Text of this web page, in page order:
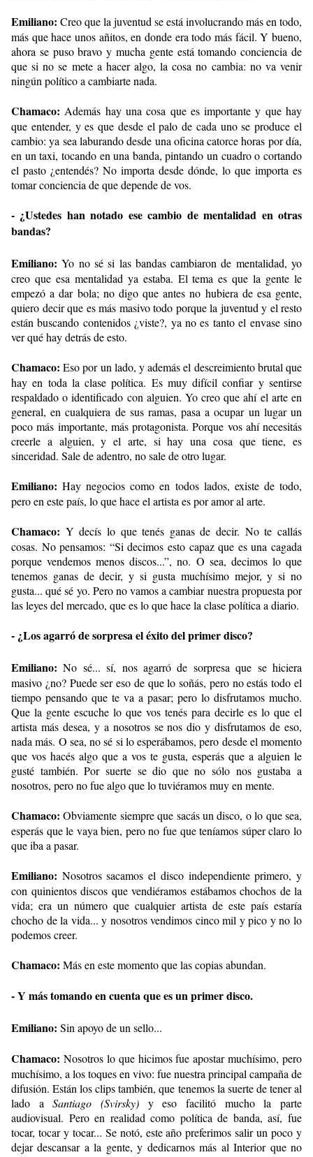
Emiliano: Creo que la juventud se está involucrando más en todo,
más que hace unos añitos, en donde era todo más fácil. Y bueno,
ahora se puso bravo y mucha gente está tomando conciencia de
que si no se mete a hacer algo, la cosa no cambia: no va venir
ningún político a cambiarte nada.
Chamaco:Además hay una cosa que es importante y que hay
que entender, y es que desde el palo de cada uno se produce el
cambio: ya sea laburando desde una oficina catorce horas por día,
en un taxi, tocando en una banda, pintando un cuadro o cortando
el pasto ¿entendés? No importa desde dónde, lo que importa es
tomar conciencia de que depende de vos.
- ¿Ustedes han notado ese cambio de mentalidad en otras
bandas?
Emiliano:Yo no sé si las bandas cambiaron de mentalidad, yo
creo que esa mentalidad ya estaba. El tema es que la gente le
empezó a dar bola; no digo que antes no hubiera de esa gente,
quiero decir que es más masivo todo porque la juventud y el resto
están buscando contenidos ¿viste?, ya no es tanto el envase sino
ver qué hay detrás de esto.
Chamaco:Eso por un lado, y además el descreimiento brutal que
hay en toda la clase política. Es muy difícil confiar y sentirse
respaldado o identificado con alguien. Yo creo que ahí el arte en
general, en cualquiera de sus ramas, pasa a ocupar un lugar un
poco más importante, más protagonista. Porque vos ahí necesitás
creerle a alguien, y el arte, si hay una cosa que tiene, es
sinceridad. Sale de adentro, no sale de otro lugar.
Emiliano:Hay negocios como en todos lados, existe de todo,
pero en este país, lo que hace el artista es por amor al arte.
Chamaco: Y decís lo que tenés ganas de decir. No te callás
cosas. No pensamos: “Si decimos esto capaz que es una cagada
porque vendemos menos discos...”, no. O sea, decimos lo que
tenemos ganas de decir, y si gusta muchísimo mejor, y si no
gusta... qué sé yo. Pero no vamos a cambiar nuestra propuesta por
las leyes del mercado, que es lo que hace la clase política a diario.
- ¿Los agarró de sorpresa el éxito del primer disco?
Emiliano:No sé... sí, nos agarró de sorpresa que se hiciera
masivo ¿no? Puede ser eso de que lo soñás, pero no estás todo el
tiempo pensando que te va a pasar; pero lo disfrutamos mucho.
Que la gente escuche lo que vos tenés para decirle es lo que el
artista más desea, y a nosotros se nos dio y disfrutamos de eso,
nada más. O sea, no sé si lo esperábamos, pero desde el momento
que vos hacés algo que a vos te gusta, esperás que a alguien le
gusté también. Por suerte se dio que no sólo nos gustaba a
nosotros, pero no fue algo que lo tuviéramos muy en mente.
Chamaco:Obviamente siempre que sacás un disco, o lo que sea,
esperás que le vaya bien, pero no fue que teníamos súper claro lo
que iba a pasar.
Emiliano: Nosotros sacamos el disco independiente primero, y
con quinientos discos que vendiéramos estábamos chochos de la
vida; era un número que cualquier artista de este país estaría
chocho de la vida... y nosotros vendimos cinco mil y pico y no lo
podemos creer.
Chamaco: Más en este momento que las copias abundan.
- Y más tomando en cuenta que es un primer disco.
Emiliano: Sin apoyo de un sello...
Chamaco: Nosotros lo que hicimos fue apostar muchísimo, pero
muchísimo, a los toques en vivo: fue nuestra principal campaña de
difusión. Están los clips también, que tenemos la suerte de tener al
lado aSantiago (Svirsky) y eso facilitó mucho la parte
audiovisual. Pero en realidad como política de banda, así, fue
tocar, tocar y tocar... Se notó, este año preferimos salir un poco y
dejar descansar a la gente, y dedicarnos más al Interior que no